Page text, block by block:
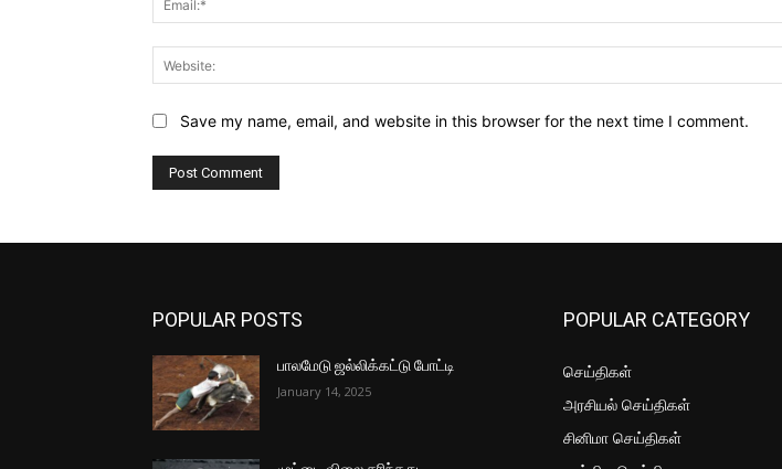
Save my name, email, and website in this browser for the next time I comment.
POPULAR POSTS
பாலமேடு ஜல்லிக்கட்டு போட்டி
January 14, 2025
POPULAR CATEGORY
செய்திகள்
அரசியல் செய்திகள்
சினிமா செய்திகள்